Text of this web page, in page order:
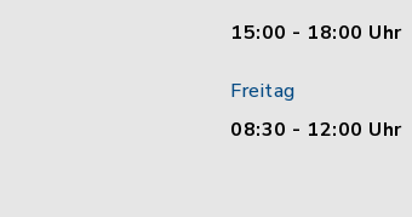
15:00 - 18:00 Uhr
Freitag
08:30 - 12:00 Uhr